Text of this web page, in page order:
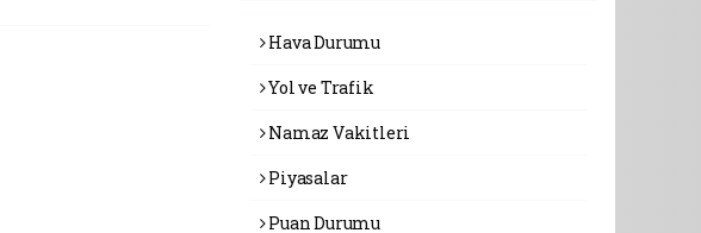
Hava Durumu
Yol ve Trafik
Namaz Vakitleri
Piyasalar
Puan Durumu